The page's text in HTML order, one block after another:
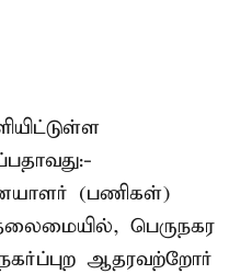
(பணிகள்)
பெருநகர
ஆதரவற்றோர்